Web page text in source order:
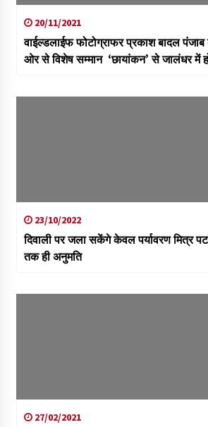
20/11/2021
वाईल्डलाईफ फोटोग्राफर प्रकाश बादल
ओर से विशेष सम्मान ‘छायांकन’ से जालंधर में
23/10/2022
दिवाली पर जला सकेंगे केवल पर्यावरण मित्र
तक ही अनुमति
27/02/2021